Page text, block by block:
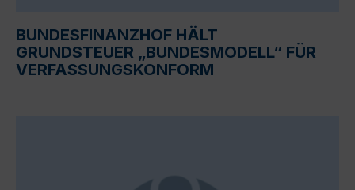
BUNDESFINANZHOF HÄLT
GRUNDSTEUER „BUNDESMODELL“ FÜR
VERFASSUNGSKONFORM